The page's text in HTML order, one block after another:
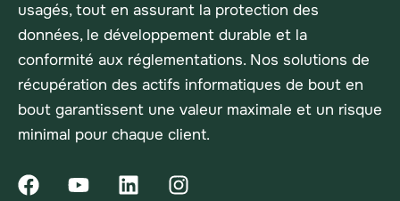
usagés, tout en assurant la protection des
données, le développement durable et la
conformité aux réglementations. Nos solutions de
récupération des actifs informatiques de bout en
bout garantissent une valeur maximale et un risque
minimal pour chaque client.